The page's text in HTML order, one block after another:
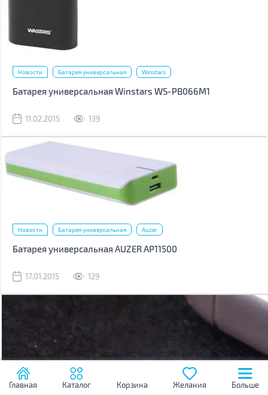
Новости Батарея универсальная Winstars
Батарея универсальная Winstars WS-PB066M1
11.02.2015 139
Новости Батарея универсальная Auzer
Батарея универсальная AUZER AP11500
17.01.2015 129
Главная Каталог Корзина Желания Больше